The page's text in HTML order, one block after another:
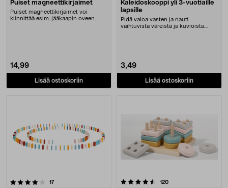
Puiset magneettikirjaimet
Puiset magneettikirjaimet voi
kiinnittää esim. jääkaapin oveen.
14,99
Lisää ostoskoriin
Kaleidoskooppi yli 3-vuotiaille
lapsille
Pidä valoa vasten ja nauti
vaihtuvista väreistä ja kuvioista.
3,49
Lisää ostoskoriin
17arvostelut
4.5 viidestä tähdestä 120arvostelut